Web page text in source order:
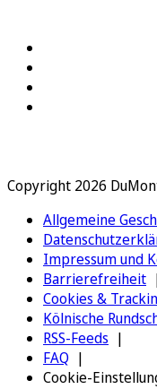
Copyright 2026
Allgemeine
Impressum und
Barrierefreiheit
Cookies &
Kölnische
RSS-Feeds
FAQ
Cookie-